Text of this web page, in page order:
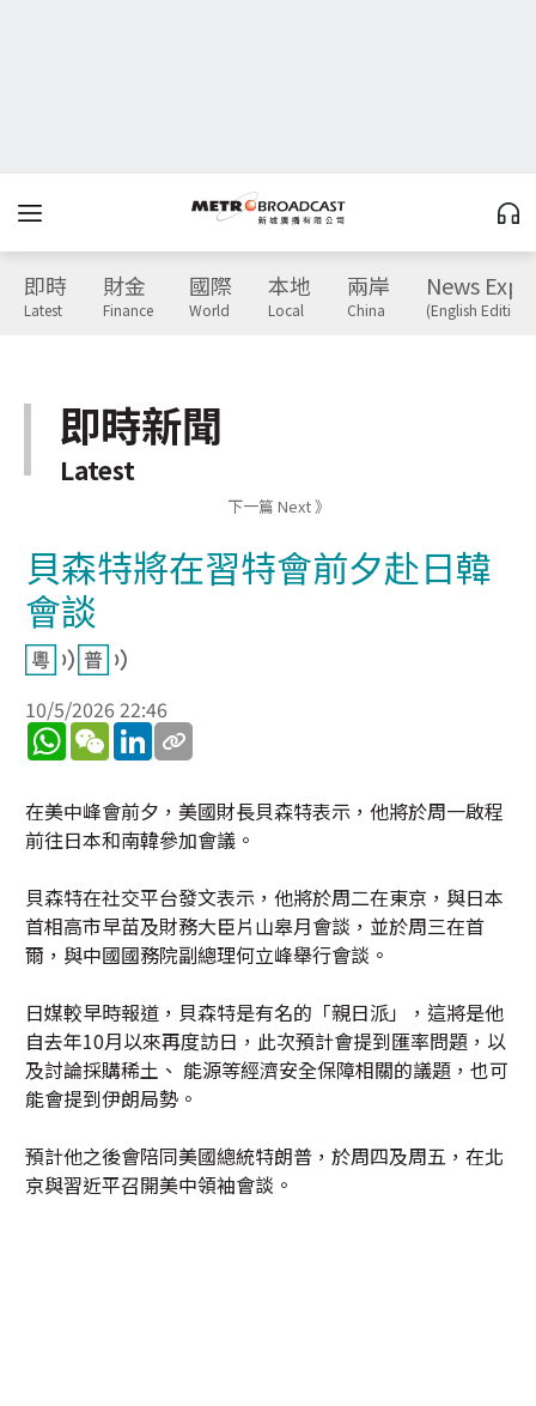
即時
Latest
財金
Finance
國際
World
本地
Local
兩岸
China
News
(English Edition)
即時新聞
Latest
下一篇 Next 》
貝森特將在習特會前夕赴日韓
會談
10/5/2026 22:46
WhatsApp
WeChatLinkedIn
在美中峰會前夕，美國財長貝森特表示，他將於周一啟程
前往日本和南韓參加會議。
貝森特在社交平台發文表示，他將於周二在東京，與日本
首相高市早苗及財務大臣片山皋月會談，並於周三在首
爾，與中國國務院副總理何立峰舉行會談。
日媒較早時報道，貝森特是有名的「親日派」，這將是他
自去年10月以來再度訪日，此次預計會提到匯率問題，以
及討論採購稀土、 能源等經濟安全保障相關的議題，也可
能會提到伊朗局勢。
預計他之後會陪同美國總統特朗普，於周四及周五，在北
京與習近平召開美中領袖會談。